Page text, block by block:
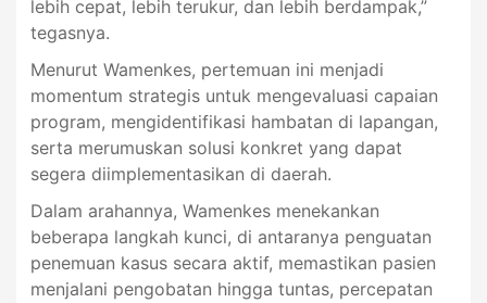
lebih cepat, lebih terukur, dan lebih berdampak,”
tegasnya.
Menurut Wamenkes, pertemuan ini menjadi
momentum strategis untuk mengevaluasi capaian
program, mengidentifikasi hambatan di lapangan,
serta merumuskan solusi konkret yang dapat
segera diimplementasikan di daerah.
Dalam arahannya, Wamenkes menekankan
beberapa langkah kunci, di antaranya penguatan
penemuan kasus secara aktif, memastikan pasien
menjalani pengobatan hingga tuntas, percepatan